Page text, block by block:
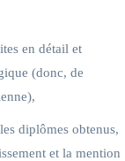
en détail et
(donc, de
diplômes obtenus,
et la mention